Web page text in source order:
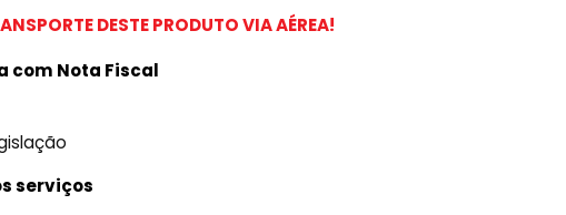
DESTE PRODUTO VIA AÉREA!
com Nota Fiscal
serviços